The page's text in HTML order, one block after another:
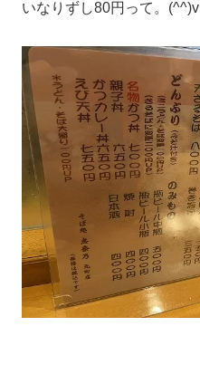
いなりずし80円って。(^^)v